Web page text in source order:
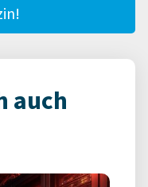
auch